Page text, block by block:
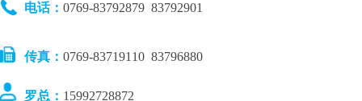
电话： 0769-83792879 83792901
传真： 0769-83719110 83796880
罗总： 15992728872